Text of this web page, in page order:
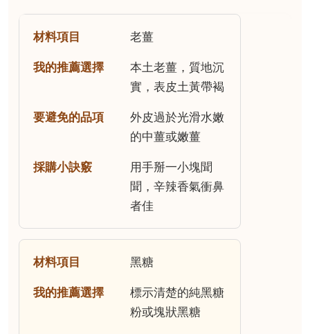
老薑
本土老薑，質地沉
實，表皮土黃帶褐
外皮過於光滑水嫩
的中薑或嫩薑
用手掰一小塊聞
聞，辛辣香氣衝鼻
者佳
黑糖
標示清楚的純黑糖
粉或塊狀黑糖